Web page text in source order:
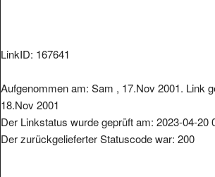
LinkID: 167641
Aufgenommen am: Sam , 17.Nov 2001. Link
18.Nov 2001
Der Linkstatus wurde geprüft am: 2023-04-20
Der zurückgelieferter Statuscode war: 200